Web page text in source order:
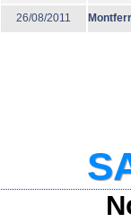
26/08/2011